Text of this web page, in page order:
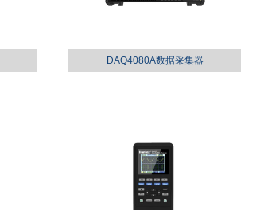
DAQ4080A数据采集器